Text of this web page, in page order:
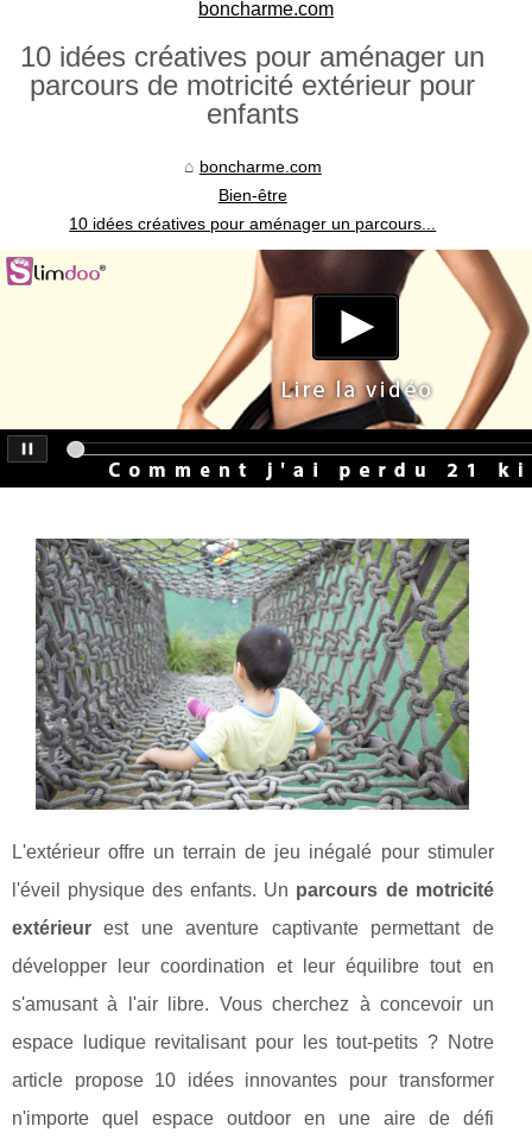
10 idées créatives pour aménager un
parcours de motricité extérieur pour
enfants
boncharme.com
Bien-être
10 idées créatives pour aménager un parcours...
L'extérieur offre un terrain de jeu inégalé pour stimuler
l'éveil physique des enfants. Un parcours de motricité
extérieur est une aventure captivante permettant de
développer leur coordination et leur équilibre tout en
s'amusant à l'air libre. Vous cherchez à concevoir un
espace ludique revitalisant pour les tout-petits ? Notre
article propose 10 idées innovantes pour transformer
n'importe quel espace outdoor en une aire de défi
boncharme.com